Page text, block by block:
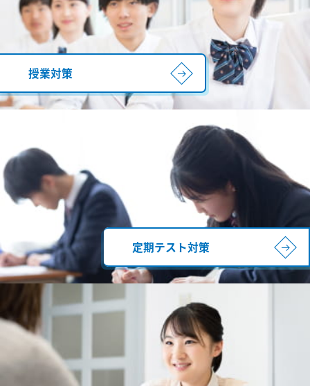
授業対策
定期テスト対策